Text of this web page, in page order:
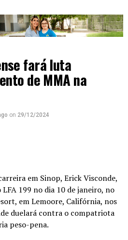
fará luta
de MMA na
on 29/12/2024
em Sinop, Erick Visconde,
199 no dia 10 de janeiro, no
em Lemoore, Califórnia, nos
duelará contra o compatriota
peso-pena.